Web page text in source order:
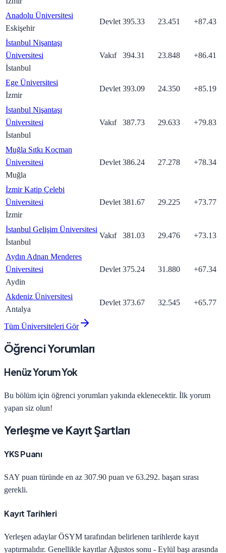
Anadolu Üniversitesi
Eskişehir
Devlet 395.33 23.451 +87.43
İstanbul Nişantaşı
Üniversitesi
İstanbul
Vakıf 394.31 23.848 +86.41
Ege Üniversitesi
İzmir
Devlet 393.09 24.350 +85.19
İstanbul Nişantaşı
Üniversitesi
İstanbul
Vakıf 387.73 29.633 +79.83
Muğla Sıtkı Koçman
Üniversitesi
Muğla
Devlet 386.24 27.278 +78.34
İzmir Katip Çelebi
Üniversitesi
İzmir
Devlet 381.67 29.225 +73.77
İstanbul Gelişim Üniversitesi
İstanbul
Vakıf 381.03 29.476 +73.13
Aydın Adnan Menderes
Üniversitesi
Aydin
Devlet 375.24 31.880 +67.34
Akdeniz Üniversitesi
Antalya
Devlet 373.67 32.545 +65.77
Tüm Üniversiteleri Gör
Öğrenci Yorumları
Henüz Yorum Yok
Bu bölüm için öğrenci yorumları yakında eklenecektir. İlk yorum
yapan siz olun!
Yerleşme ve Kayıt Şartları
YKS Puanı
SAY puan türünde en az 307.90 puan ve 63.292. başarı sırası
gerekli.
Kayıt Tarihleri
Yerleşen adaylar ÖSYM tarafından belirlenen tarihlerde kayıt
yaptırmalıdır. Genellikle kayıtlar Ağustos sonu - Eylül başı arasında